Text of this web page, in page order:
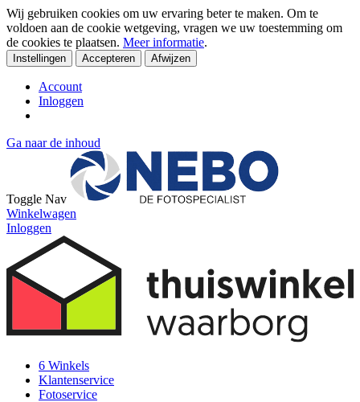
Wij gebruiken cookies om uw ervaring beter te maken. Om te
voldoen aan de cookie wetgeving, vragen we uw toestemming om
de cookies te plaatsen. Meer informatie.
Instellingen Accepteren Afwijzen
Account
Inloggen
Ga naar de inhoud
Toggle Nav
Winkelwagen
Inloggen
6 Winkels
Klantenservice
Fotoservice